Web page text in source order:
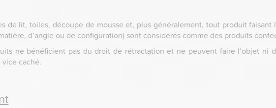
de lit, toiles, découpe de mousse et, plus généralement, tout produit faisant
d’angle ou de configuration) sont considérés comme des produits
ne bénéficient pas du droit de rétractation et ne peuvent faire l’objet ni
caché.